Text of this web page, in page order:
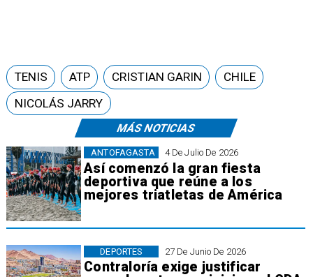
MÁS NOTICIAS
4 De Julio De 2026
Así comenzó la gran fiesta
deportiva que reúne a los
mejores triatletas de América
ANTOFAGASTA
27 De Junio De 2026
Contraloría exige justificar
DEPORTES
TENIS ATP CRISTIAN GARIN
CHILE
NICOLÁS JARRY